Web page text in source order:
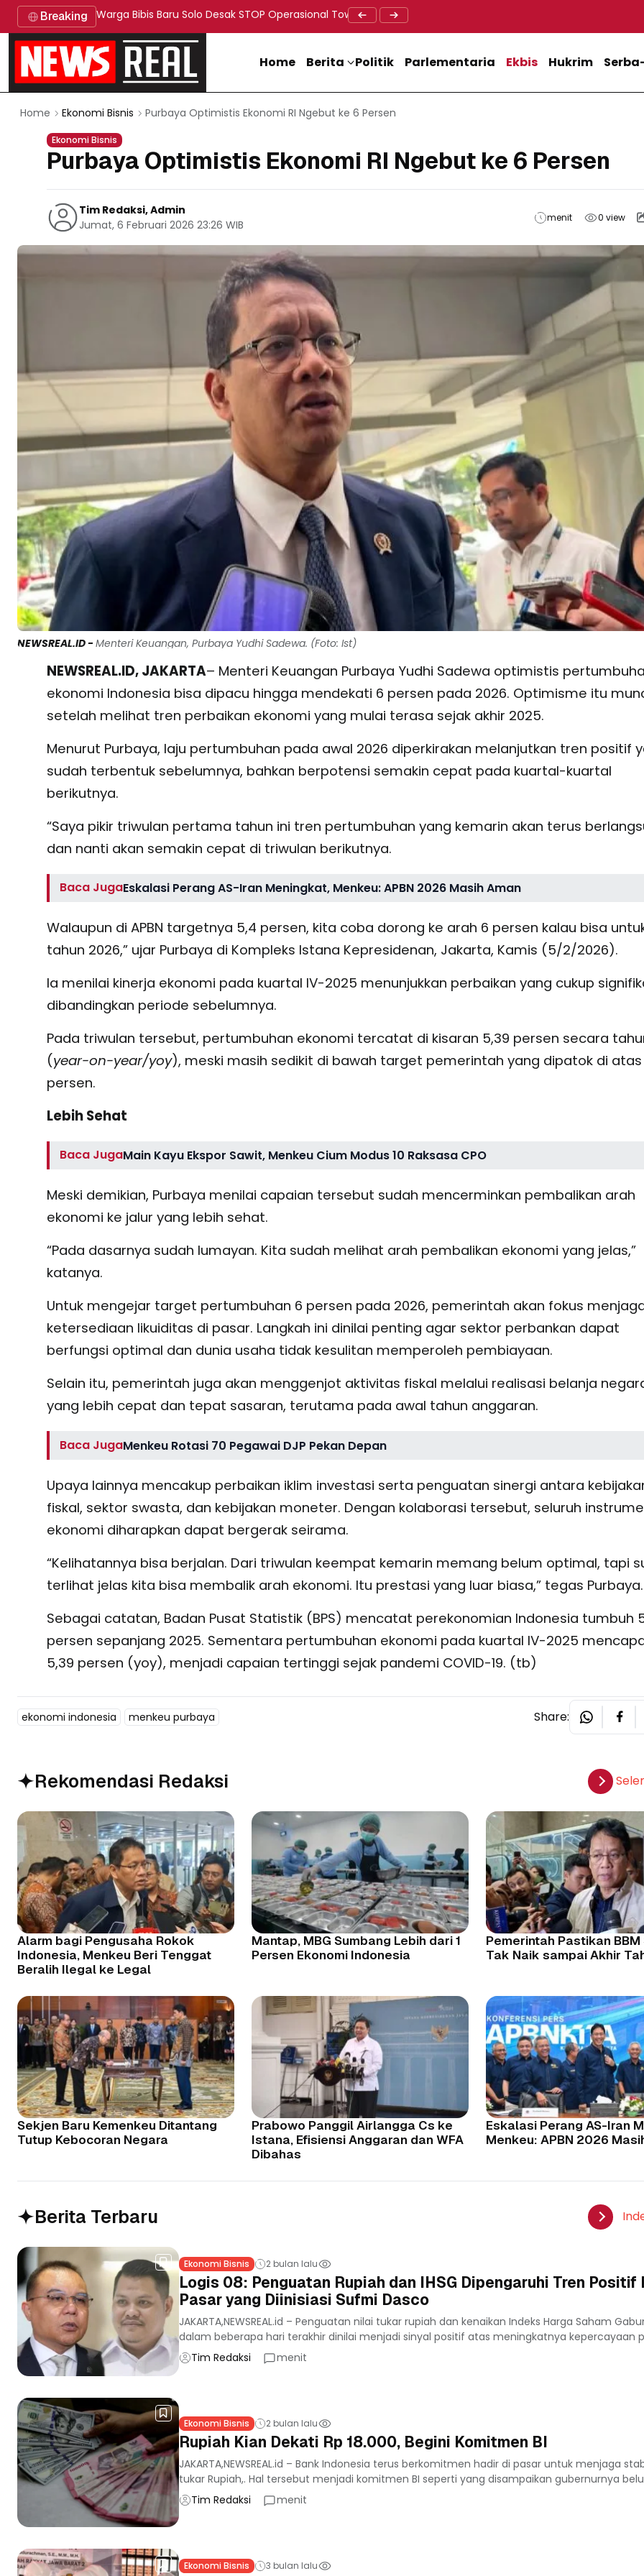
Breaking Warga Bibis Baru Solo Desak STOP Operasional Tower BTS, Diwa : Nyawa dan Keselamatan Warga Lebih
Doa Lintas Agama Perkuat Semangat Persatuan Jelang
Home Berita Politik Parlementaria Ekbis Hukrim
Home Ekonomi Bisnis Purbaya Optimistis Ekonomi RI Ngebut ke 6 Persen
Ekonomi Bisnis
Purbaya Optimistis Ekonomi RI Ngebut ke 6 Persen
Tim Redaksi, Admin
Jumat, 6 Februari 2026 23:26 WIB
menit 0view
NEWSREAL.ID -Menteri Keuangan, Purbaya Yudhi Sadewa. (Foto: Ist)
NEWSREAL.ID, JAKARTA– Menteri Keuangan Purbaya Yudhi Sadewa optimistis
ekonomi Indonesia bisa dipacu hingga mendekati 6 persen pada 2026. Optimisme itu
setelah melihat tren perbaikan ekonomi yang mulai terasa sejak akhir 2025.
Menurut Purbaya, laju pertumbuhan pada awal 2026 diperkirakan melanjutkan tren positif
sudah terbentuk sebelumnya, bahkan berpotensi semakin cepat pada kuartal-kuartal
berikutnya.
“Saya pikir triwulan pertama tahun ini tren pertumbuhan yang kemarin akan terus
dan nanti akan semakin cepat di triwulan berikutnya.
Baca JugaEskalasi Perang AS-Iran Meningkat, Menkeu: APBN 2026 Masih Aman
Walaupun di APBN targetnya 5,4 persen, kita coba dorong ke arah 6 persen kalau bisa
tahun 2026,” ujar Purbaya di Kompleks Istana Kepresidenan, Jakarta, Kamis (5/2/2026).
Ia menilai kinerja ekonomi pada kuartal IV-2025 menunjukkan perbaikan yang cukup
dibandingkan periode sebelumnya.
Pada triwulan tersebut, pertumbuhan ekonomi tercatat di kisaran 5,39 persen secara
(year-on-year/yoy), meski masih sedikit di bawah target pemerintah yang dipatok di atas
persen.
Lebih Sehat
Baca JugaMain Kayu Ekspor Sawit, Menkeu Cium Modus 10 Raksasa CPO
Meski demikian, Purbaya menilai capaian tersebut sudah mencerminkan pembalikan arah
ekonomi ke jalur yang lebih sehat.
“Pada dasarnya sudah lumayan. Kita sudah melihat arah pembalikan ekonomi yang jelas,”
katanya.
Untuk mengejar target pertumbuhan 6 persen pada 2026, pemerintah akan fokus
ketersediaan likuiditas di pasar. Langkah ini dinilai penting agar sektor perbankan dapat
berfungsi optimal dan dunia usaha tidak kesulitan memperoleh pembiayaan.
Selain itu, pemerintah juga akan menggenjot aktivitas fiskal melalui realisasi belanja
yang lebih cepat dan tepat sasaran, terutama pada awal tahun anggaran.
Baca JugaMenkeu Rotasi 70 Pegawai DJP Pekan Depan
Upaya lainnya mencakup perbaikan iklim investasi serta penguatan sinergi antara
fiskal, sektor swasta, dan kebijakan moneter. Dengan kolaborasi tersebut, seluruh
ekonomi diharapkan dapat bergerak seirama.
“Kelihatannya bisa berjalan. Dari triwulan keempat kemarin memang belum optimal, tapi
terlihat jelas kita bisa membalik arah ekonomi. Itu prestasi yang luar biasa,” tegas Purbaya.
Sebagai catatan, Badan Pusat Statistik (BPS) mencatat perekonomian Indonesia tumbuh
persen sepanjang 2025. Sementara pertumbuhan ekonomi pada kuartal IV-2025
5,39 persen (yoy), menjadi capaian tertinggi sejak pandemi COVID-19. (tb)
ekonomi indonesia menkeu purbaya Share:
Rekomendasi Redaksi
Alarm bagi Pengusaha Rokok
Indonesia, Menkeu Beri Tenggat
Beralih Ilegal ke Legal
Mantap, MBG Sumbang Lebih dari 1
Persen Ekonomi Indonesia
Pemerintah Pastikan BBM
Tak Naik sampai Akhir
Sekjen Baru Kemenkeu Ditantang
Tutup Kebocoran Negara
Prabowo Panggil Airlangga Cs ke
Istana, Efisiensi Anggaran dan WFA
Dibahas
Eskalasi Perang AS-Iran
Menkeu: APBN 2026
Berita Terbaru
Ekonomi Bisnis 2 bulan lalu
Logis 08: Penguatan Rupiah dan IHSG Dipengaruhi Tren Positif
Pasar yang Diinisiasi Sufmi Dasco
JAKARTA,NEWSREAL.id – Penguatan nilai tukar rupiah dan kenaikan Indeks Harga Saham
dalam beberapa hari terakhir dinilai menjadi sinyal positif atas meningkatnya kepercayaan
Tim Redaksi
menit
Ekonomi Bisnis 2 bulan lalu
Rupiah Kian Dekati Rp 18.000, Begini Komitmen BI
JAKARTA,NEWSREAL.id – Bank Indonesia terus berkomitmen hadir di pasar untuk menjaga
tukar Rupiah,. Hal tersebut menjadi komitmen BI seperti yang disampaikan gubernurnya
Tim Redaksi
menit
Ekonomi Bisnis 3 bulan lalu